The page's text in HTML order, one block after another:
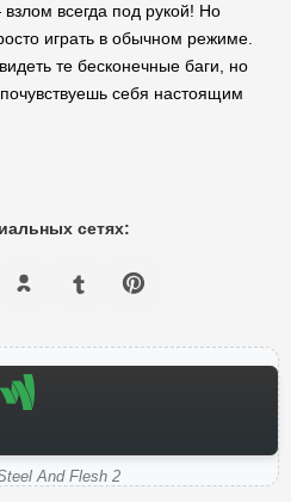
всегда под рукой! Но
играть в обычном режиме.
те бесконечные баги, но
себя настоящим
сетях:
And Flesh 2